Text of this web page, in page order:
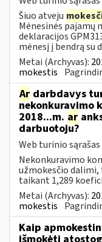
Šiuo atveju
Mėnesinės pajamų
deklaracijos
mėnesį į bendrą su
Metai (Archyvas):
mokestis
Ar darbdavys
nekonkuravimo
2018...m. ar
darbuotoju?
Web turinio sąrašas
Nekonkuravimo
užmokesčio dalimi,
taikant 1,289
Metai (Archyvas):
mokestis
Kaip
išmokėti